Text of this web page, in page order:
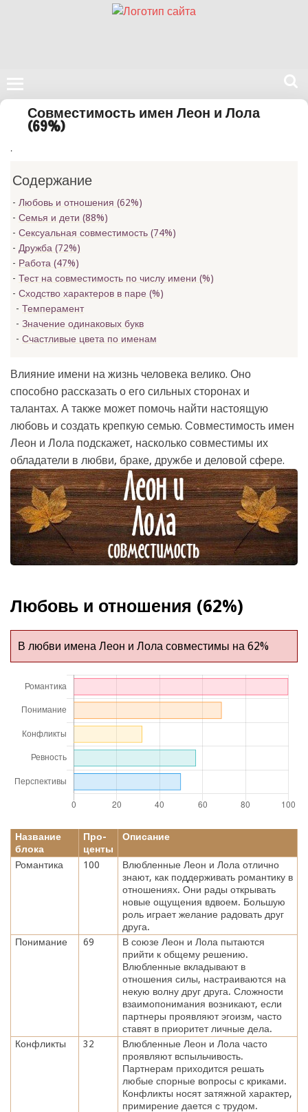
Поиск
сайте
Совместимость имен Леон и Лола
(69%)
.
Содержание
Любовь и отношения (62%)
Семья и дети (88%)
Сексуальная совместимость (74%)
Дружба (72%)
Работа (47%)
Тест на совместимость по числу имени (%)
Сходство характеров в паре (%)
Темперамент
Значение одинаковых букв
Счастливые цвета по именам
Влияние имени на жизнь человека велико. Оно
способно рассказать о его сильных сторонах и
талантах. А также может помочь найти настоящую
любовь и создать крепкую семью. Совместимость имен
Леон и Лола подскажет, насколько совместимы их
обладатели в любви, браке, дружбе и деловой сфере.
Любовь и отношения (62%)
В любви имена Леон и Лола совместимы на 62%
Название
блока
Про-
центы
Описание
Романтика 100
Влюбленные Леон и Лола отлично
знают, как поддерживать романтику в
отношениях. Они рады открывать
новые ощущения вдвоем. Большую
роль играет желание радовать друг
друга.
Понимание
69
В союзе Леон и Лола пытаются
прийти к общему решению.
Влюбленные вкладывают в
отношения силы, настраиваются на
некую волну друг друга. Сложности
взаимопонимания возникают, если
партнеры проявляют эгоизм, часто
ставят в приоритет личные дела.
Конфликты
32
Влюбленные Леон и Лола часто
проявляют вспыльчивость.
Партнерам приходится решать
любые спорные вопросы с криками.
Конфликты носят затяжной характер,
примирение дается с трудом.